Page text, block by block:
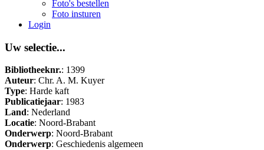
Foto's bestellen
Foto insturen
Login
Uw selectie...
Bibliotheeknr.: 1399
Auteur: Chr. A. M. Kuyer
Type: Harde kaft
Publicatiejaar: 1983
Land: Nederland
Locatie: Noord-Brabant
Onderwerp: Noord-Brabant
Onderwerp: Geschiedenis algemeen